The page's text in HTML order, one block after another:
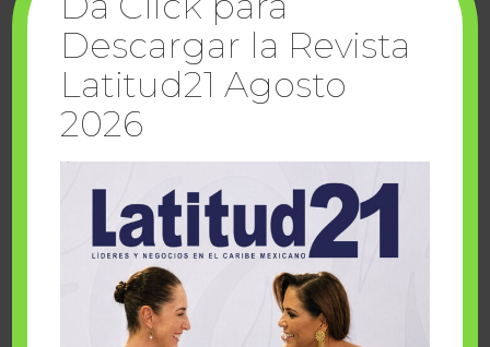
Cuando la solidaridad inspira; cumplen
sueños Fairmont Mayakoba y Make-A-Wish
Descargar la Revista
Latitud21 Agosto
2026